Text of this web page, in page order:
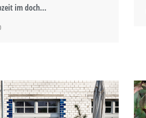
im doch…